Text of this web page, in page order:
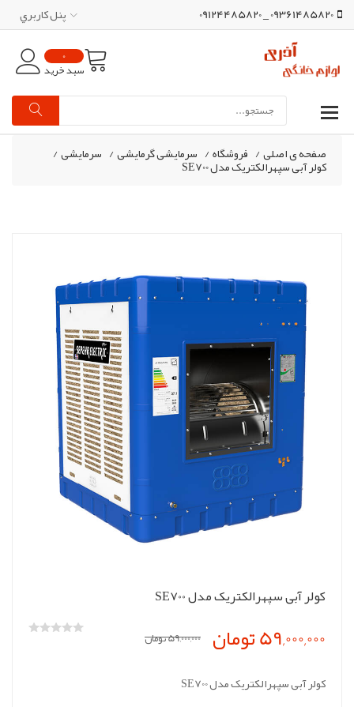
09361485820 _ 09124485820 پنل کاربري
0
سبد خرید
صفحه ی اصلی/ فروشگاه/ سرمایشی گرمایشی/ سرمایشی/
کولر آبی سپهرالکتریک مدل SE700
کولر آبی سپهرالکتریک مدل SE700
59,000,000 تومان 59,000,000 تومان
کولر آبی سپهرالکتریک مدل SE700